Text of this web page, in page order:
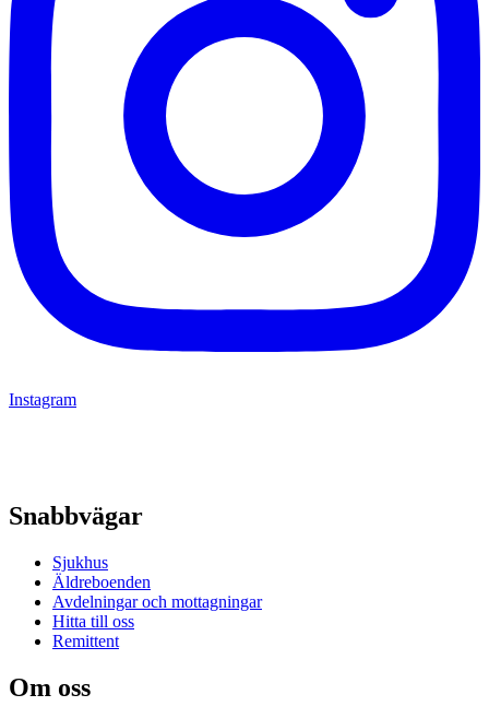
Instagram
Snabbvägar
Sjukhus
Äldreboenden
Avdelningar och mottagningar
Hitta till oss
Remittent
Om oss